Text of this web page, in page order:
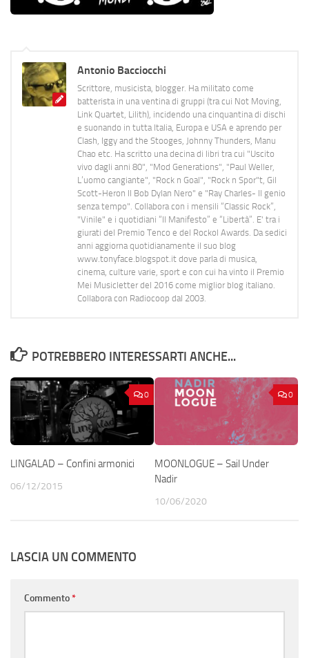
Antonio Bacciocchi
Scrittore, musicista, blogger. Ha militato come
batterista in una ventina di gruppi (tra cui Not Moving,
Link Quartet, Lilith), incidendo una cinquantina di dischi
e suonando in tutta Italia, Europa e USA e aprendo per
Clash, Iggy and the Stooges, Johnny Thunders, Manu
Chao etc. Ha scritto una decina di libri tra cui "Uscito
vivo dagli anni 80", "Mod Generations", "Paul Weller,
L’uomo cangiante", "Rock n Goal", "Rock n Spor"t, Gil
Scott-Heron Il Bob Dylan Nero" e "Ray Charles- Il genio
senza tempo". Collabora con i mensili “Classic Rock”,
"Vinile" e i quotidiani “Il Manifesto” e “Libertà”. E' tra i
giurati del Premio Tenco e del Rockol Awards. Da sedici
anni aggiorna quotidianamente il suo blog
www.tonyface.blogspot.it dove parla di musica,
cinema, culture varie, sport e con cui ha vinto il Premio
Mei Musicletter del 2016 come miglior blog italiano.
Collabora con Radiocoop dal 2003.
POTREBBERO INTERESSARTI ANCHE...
0
LINGALAD – Confini armonici
06/12/2015
0
MOONLOGUE – Sail Under
Nadir
10/06/2020
LASCIA UN COMMENTO
Commento*